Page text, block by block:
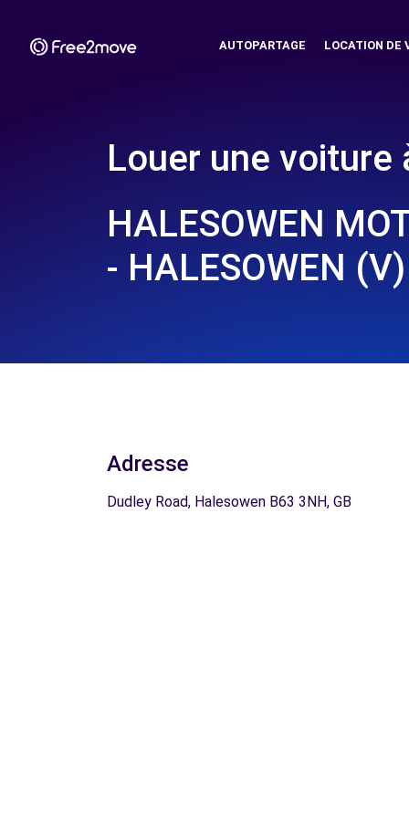
AUTOPARTAGE LOCATION DE
Louer une voiture
HALESOWEN
- HALESOWEN (V)
Adresse
Dudley Road, Halesowen B63 3NH, GB